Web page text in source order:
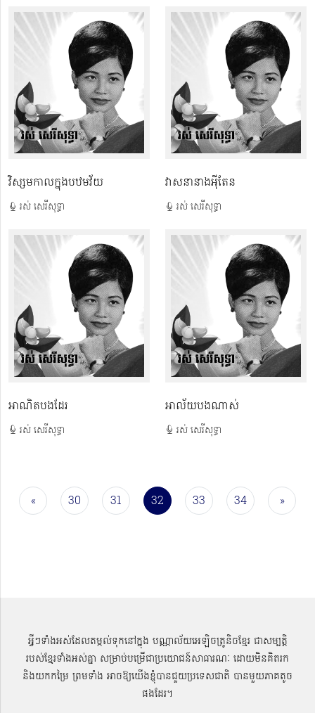
វិស្សមកាល​ក្នុង​បឋមវ័យ
រស់ សេរីសុទ្ធា
វាសនានាងអុីតែន
រស់ សេរីសុទ្ធា
ឤណិតបងដែរ
រស់ សេរីសុទ្ធា
អាល័យបងណាស់
រស់ សេរីសុទ្ធា
« 30 31 32 33 34 »
អ្វីៗទាំងអស់ដែលតម្កល់ទុកនៅក្នុង បណ្ណាល័យអេឡិចត្រូនិចខ្មែរ ជាសម្បតិ្ត
របស់ខ្មែរទាំងអស់គ្នា សម្រាប់បម្រើជាប្រយោជន៍សាធារណៈ ដោយមិនគិតរក
និងយកកម្រៃ ព្រមទាំង អាចឱ្យយើងខ្ញុំបានជួយប្រទេសជាតិ បានមួយភាគតូច
ផងដែរ។